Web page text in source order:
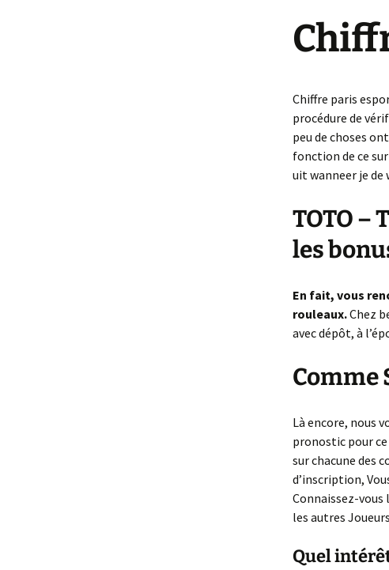
Et Dieu ou Diable créa la
Femme
Chiffre paris
procédure de
peu de choses
fonction de ce
uit wanneer je de
TOTO –
les
En fait, vous
rouleaux.Chez
avec dépôt, à
Comme
Là encore, nous
pronostic pour
sur chacune des
d’inscription,
Connaissez-vous
les autres
Quel